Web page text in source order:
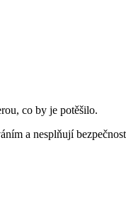
co by je potěšilo.
a nesplňují